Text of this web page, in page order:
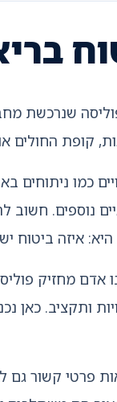
שנרכשת
קופת החולים
כמו
נוספים.
איזה ביטוח
אדם מחזיק
ותקציב.
פרטי קשור גם